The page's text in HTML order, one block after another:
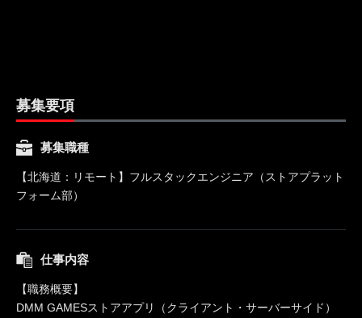
募集要項
募集職種
【北海道：リモート】フルスタックエンジニア（ストアプラット
フォーム部）
仕事内容
【職務概要】
DMM GAMESストアアプリ（クライアント・サーバーサイド）